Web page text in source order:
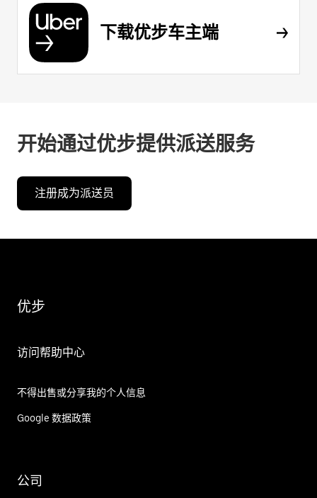
下载优步车主端
开始通过优步提供派送服务
注册成为派送员
优步
访问帮助中心
不得出售或分享我的个人信息
Google 数据政策
公司